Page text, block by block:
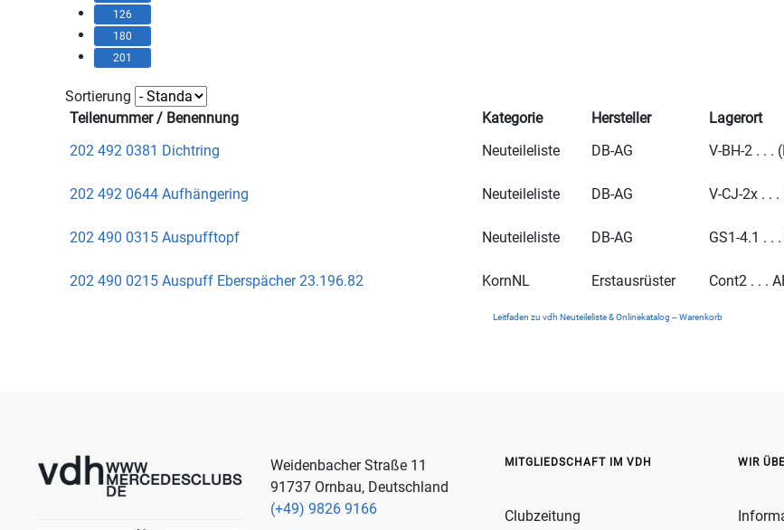
126
180
201
Sortierung
Teilenummer / Benennung
Kategorie Hersteller Lagerort
202 492 0381 Dichtring
Neuteileliste DB-AG V-BH-2 . . .
202 492 0644 Aufhängering Neuteileliste DB-AG V-CJ-2x . .
202 490 0315 Auspufftopf Neuteileliste DB-AG GS1-4.1 . .
202 490 0215 Auspuff Eberspächer 23.196.82 KornNL Erstausrüster Cont2 . . .
Leitfaden zu vdh Neuteileliste & Onlinekatalog -- Warenkorb
Weidenbacher Straße 11
91737 Ornbau, Deutschland
(+49) 9826 9166
MITGLIEDSCHAFT IM VDH
Clubzeitung
WIR